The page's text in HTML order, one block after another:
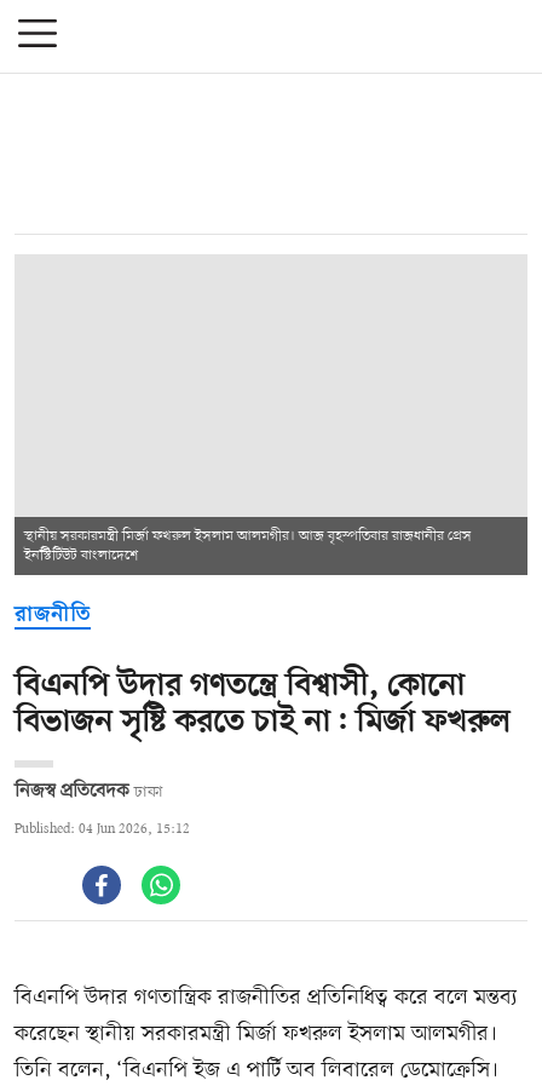
স্থানীয় সরকারমন্ত্রী মির্জা ফখরুল ইসলাম আলমগীর। আজ বৃহস্পতিবার রাজধানীর প্রেস
ইনস্টিটিউট বাংলাদেশে
রাজনীতি
বিএনপি উদার গণতন্ত্রে বিশ্বাসী, কোনো
বিভাজন সৃষ্টি করতে চাই না: মির্জা ফখরুল
নিজস্ব প্রতিবেদক ঢাকা
Published: 04 Jun 2026, 15:12
বিএনপি উদার গণতান্ত্রিক রাজনীতির প্রতিনিধিত্ব করে বলে মন্তব্য
করেছেন স্থানীয় সরকারমন্ত্রী মির্জা ফখরুল ইসলাম আলমগীর।
তিনি বলেন, ‘বিএনপি ইজ এ পার্টি অব লিবারেল ডেমোক্রেসি।